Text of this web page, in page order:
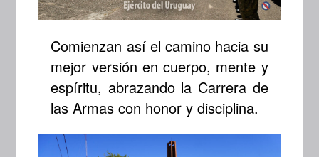
Comienzan así el camino hacia su
mejor versión en cuerpo, mente y
espíritu, abrazando la Carrera de
las Armas con honor y disciplina.